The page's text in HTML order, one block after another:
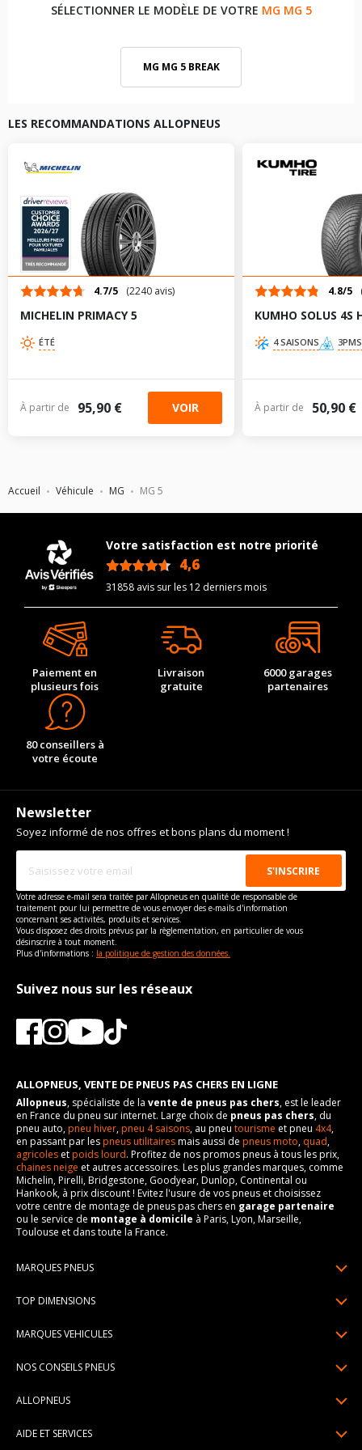
Accueil Véhicule MG MG 5
SÉLECTIONNER LE MODÈLE DE VOTRE MG MG 5
MG MG 5 BREAK
LES RECOMMANDATIONS ALLOPNEUS
4.7/5 (2240 avis)
MICHELIN PRIMACY 5
ÉTÉ
À partir de 95,90 € VOIR
4.8/5
KUMHO SOLUS 4S
4 SAISONS
À partir de 50,90 €
Votre satisfaction est notre priorité
4,6
31858 avis sur les 12 derniers mois
Paiement en
plusieurs fois
Livraison
gratuite
6000 garages
partenaires
80 conseillers à
votre écoute
Newsletter
Soyez informé de nos offres et bons plans du moment !
Votre adresse e-mail sera traitée par Allopneus en qualité de responsable de
traitement pour lui permettre de vous envoyer des e-mails d'information
concernant ses activités, produits et services.
Vous disposez des droits prévus par la règlementation, en particulier de vous
désinscrire à tout moment.
Plus d'informations : la politique de gestion des données.
Suivez nous sur les réseaux
ALLOPNEUS, VENTE DE PNEUS PAS CHERS EN LIGNE
Allopneus, spécialiste de la vente de pneus pas chers, est le leader
en France du pneu sur internet. Large choix de pneus pas chers, du
pneu auto,pneu hiver,pneu 4 saisons, au pneu tourisme et pneu 4x4,
en passant par lespneus utilitairesmais aussi de pneus moto, quad,
agricoles etpoids lourd. Profitez de nos promos pneus à tous les prix,
chaines neige et autres accessoires. Les plus grandes marques, comme
Michelin, Pirelli, Bridgestone, Goodyear, Dunlop, Continental ou
Hankook, à prix discount ! Evitez l'usure de vos pneus et choisissez
votre centre de montage de pneus pas chers en garage partenaire
ou le service de montage à domicile à Paris, Lyon, Marseille,
Toulouse et dans toute la France.
MARQUES PNEUS
Pneus Continental
Pneus Hankook
Pneus Dunlop
TOP DIMENSIONS
195/65R15
205/60R16
MARQUES VEHICULES
Peugeot
NOS CONSEILS PNEUS
Pression pneu
ALLOPNEUS
AIDE ET SERVICES